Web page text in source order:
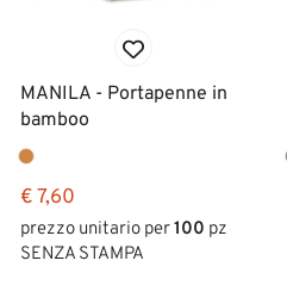
MANILA - Portapenne in
bamboo
€ 7,60
prezzo unitario per100 pz
SENZA STAMPA